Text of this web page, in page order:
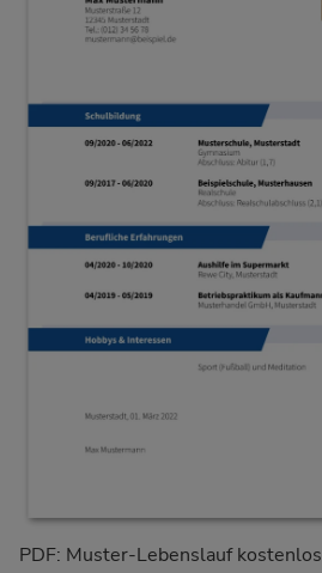
PDF: Muster-Lebenslauf kostenlos